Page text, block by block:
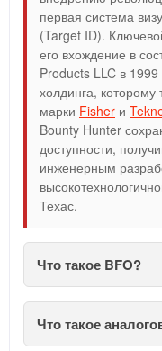
первая система
(Target ID).
его вхождение в
Products LLC в
холдинга,
марки Fisher и
Bounty Hunter
доступности,
инженерным
Техас.
Что такое BFO?
Что такое